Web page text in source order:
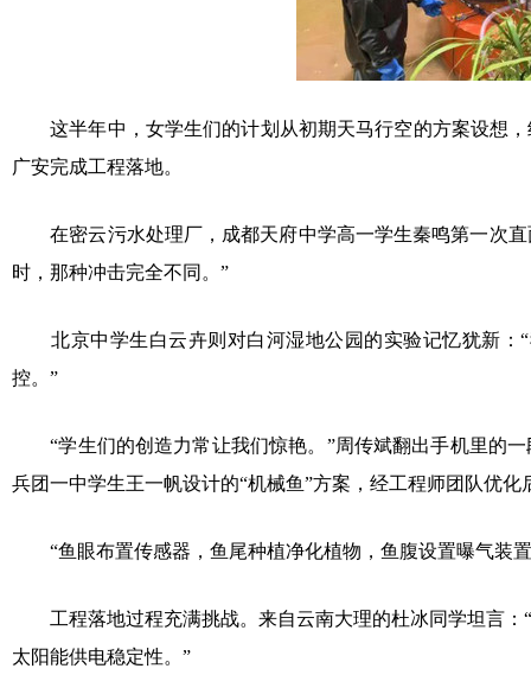
这半年中，女学生们的计划从初期天马行空的方案设想，
广安完成工程落地。
在密云污水处理厂，成都天府中学高一学生秦鸣第一次直
时，那种冲击完全不同。”
北京中学生白云卉则对白河湿地公园的实验记忆犹新：“
控。”
“学生们的创造力常让我们惊艳。”周传斌翻出手机里的一
兵团一中学生王一帆设计的“机械鱼”方案，经工程师团队优
“鱼眼布置传感器，鱼尾种植净化植物，鱼腹设置曝气装
工程落地过程充满挑战。来自云南大理的杜冰同学坦言：
太阳能供电稳定性。”